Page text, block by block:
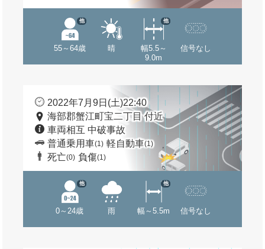
55～64歳
他
晴
幅5.5～
9.0m
他
信号なし
2022年7月9日(土)22:40
海部郡蟹江町宝二丁目 付近
車両相互 中破事故
普通乗用車(1) 軽自動車(1)
死亡(0) 負傷(1)
0～24歳
他
雨 幅～5.5m
他
信号なし